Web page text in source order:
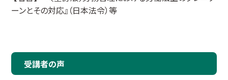
ーンとその対応』（日本法令）等
受講者の声